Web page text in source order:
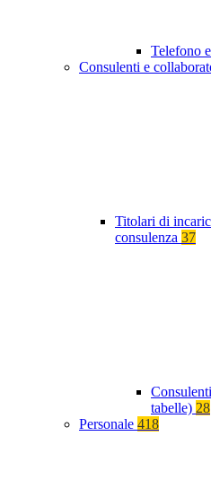
Telefono
Consulenti e
Titolari di
consulenza 37
tabelle) 28
Personale 418